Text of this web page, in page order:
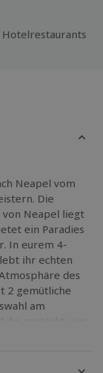
Neapel vom
Die
von Neapel liegt
ein Paradies
In eurem 4-
ihr echten
des
2 gemütliche
am
ihr gestärkt, um
die
beste Pizza